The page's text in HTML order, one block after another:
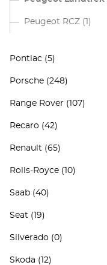
Peugeot RCZ (1)
Pontiac (5)
Porsche (248)
Range Rover (107)
Recaro (42)
Renault (65)
Rolls-Royce (10)
Saab (40)
Seat (19)
Silverado (0)
Skoda (12)